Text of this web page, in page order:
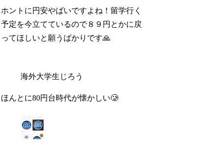
ホントに円安やばいですよね！留学行く
予定を今立てているので８９円とかに戻
ってほしいと願うばかりです🙏
海外大学生じろう
ほんとに80円台時代が懐かしい🥲